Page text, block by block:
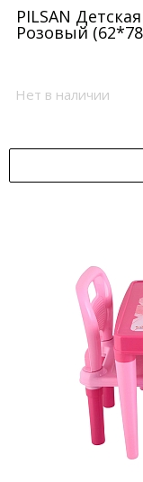
PILSAN
Розовый
Нет в наличии